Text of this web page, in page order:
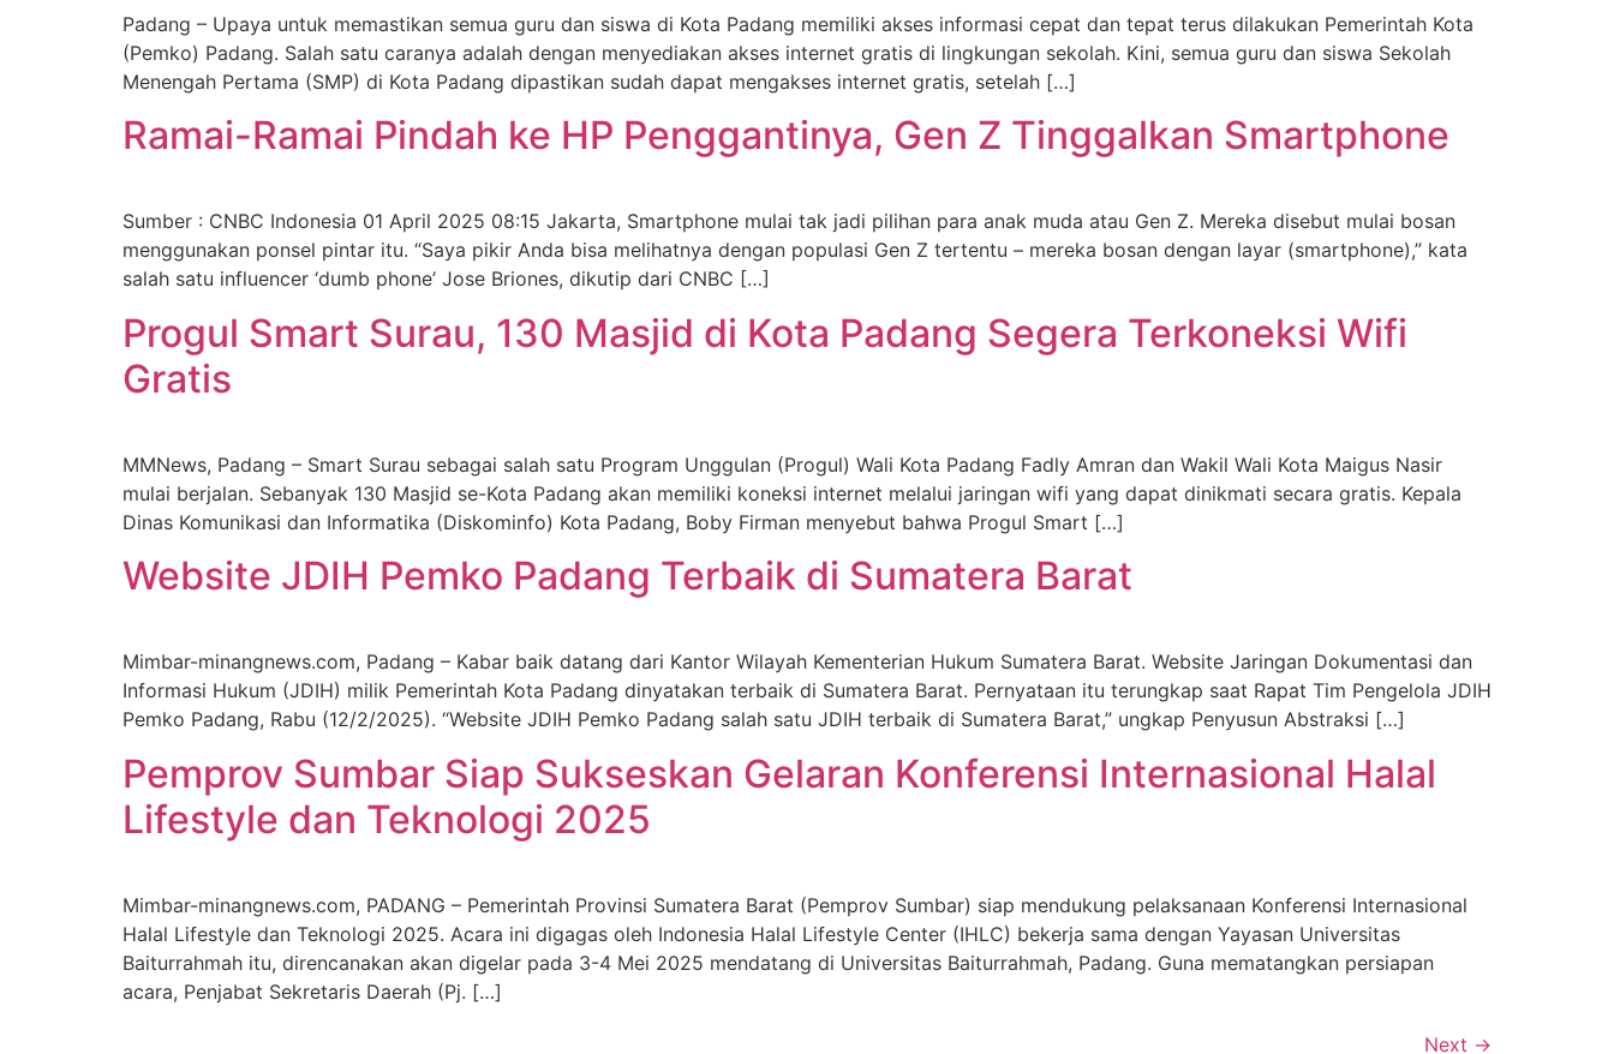
Padang – Upaya untuk memastikan semua guru dan siswa di Kota Padang memiliki akses informasi cepat dan tepat terus dilakukan Pemerintah Kota
(Pemko) Padang. Salah satu caranya adalah dengan menyediakan akses internet gratis di lingkungan sekolah. Kini, semua guru dan siswa Sekolah
Menengah Pertama (SMP) di Kota Padang dipastikan sudah dapat mengakses internet gratis, setelah […]
Ramai-Ramai Pindah ke HP Penggantinya, Gen Z Tinggalkan Smartphone
Sumber : CNBC Indonesia 01 April 2025 08:15 Jakarta, Smartphone mulai tak jadi pilihan para anak muda atau Gen Z. Mereka disebut mulai bosan
menggunakan ponsel pintar itu. “Saya pikir Anda bisa melihatnya dengan populasi Gen Z tertentu – mereka bosan dengan layar (smartphone),” kata
salah satu influencer ‘dumb phone’ Jose Briones, dikutip dari CNBC […]
Progul Smart Surau, 130 Masjid di Kota Padang Segera Terkoneksi Wifi
Gratis
MMNews, Padang – Smart Surau sebagai salah satu Program Unggulan (Progul) Wali Kota Padang Fadly Amran dan Wakil Wali Kota Maigus Nasir
mulai berjalan. Sebanyak 130 Masjid se-Kota Padang akan memiliki koneksi internet melalui jaringan wifi yang dapat dinikmati secara gratis. Kepala
Dinas Komunikasi dan Informatika (Diskominfo) Kota Padang, Boby Firman menyebut bahwa Progul Smart […]
Website JDIH Pemko Padang Terbaik di Sumatera Barat
Mimbar-minangnews.com, Padang – Kabar baik datang dari Kantor Wilayah Kementerian Hukum Sumatera Barat. Website Jaringan Dokumentasi dan
Informasi Hukum (JDIH) milik Pemerintah Kota Padang dinyatakan terbaik di Sumatera Barat. Pernyataan itu terungkap saat Rapat Tim Pengelola JDIH
Pemko Padang, Rabu (12/2/2025). “Website JDIH Pemko Padang salah satu JDIH terbaik di Sumatera Barat,” ungkap Penyusun Abstraksi […]
Pemprov Sumbar Siap Sukseskan Gelaran Konferensi Internasional Halal
Lifestyle dan Teknologi 2025
Mimbar-minangnews.com, PADANG – Pemerintah Provinsi Sumatera Barat (Pemprov Sumbar) siap mendukung pelaksanaan Konferensi Internasional
Halal Lifestyle dan Teknologi 2025. Acara ini digagas oleh Indonesia Halal Lifestyle Center (IHLC) bekerja sama dengan Yayasan Universitas
Baiturrahmah itu, direncanakan akan digelar pada 3-4 Mei 2025 mendatang di Universitas Baiturrahmah, Padang. Guna mematangkan persiapan
acara, Penjabat Sekretaris Daerah (Pj. […]
Next →